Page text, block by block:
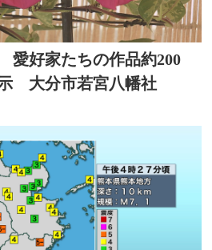
愛好家たちの作品約200
大分市若宮八幡社